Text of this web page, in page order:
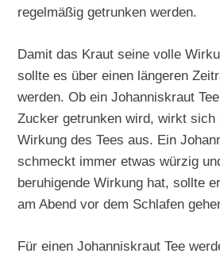
regelmäßig getrunken werden.
Damit das Kraut seine volle
sollte es über einen längeren
werden. Ob ein Johanniskraut
Zucker getrunken wird, wirkt sich
Wirkung des Tees aus. Ein
schmeckt immer etwas würzig
beruhigende Wirkung hat, sollte
am Abend vor dem Schlafen
Für einen Johanniskraut Tee